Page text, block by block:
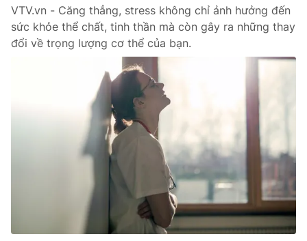
Phim VTV
Hậu trường
Giải trí
Chất lượng cuộc sống
Học trực tuyến
Hitech Công nghệ tương lai
Thị trường
Giao lưu trực tuyến
Lịch phát sóng
VTV.vn - Căng thẳng, stress không chỉ ảnh hưởng đến
sức khỏe thể chất, tinh thần mà còn gây ra những thay
đổi về trọng lượng cơ thể của bạn.